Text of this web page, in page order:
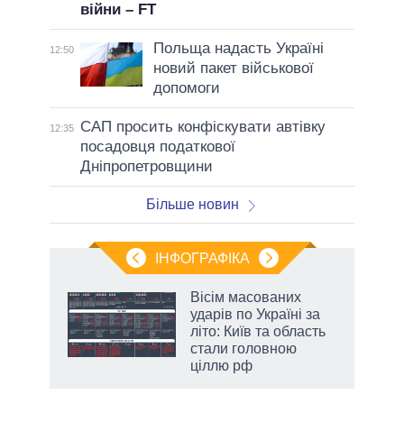
війни – FT
12:50
Польща надасть Україні
новий пакет військової
допомоги
12:35
САП просить конфіскувати автівку
посадовця податкової
Дніпропетровщини
Більше новин
ІНФОГРАФІКА
Вісім масованих
ударів по Україні за
літо: Київ та область
стали головною
ціллю рф